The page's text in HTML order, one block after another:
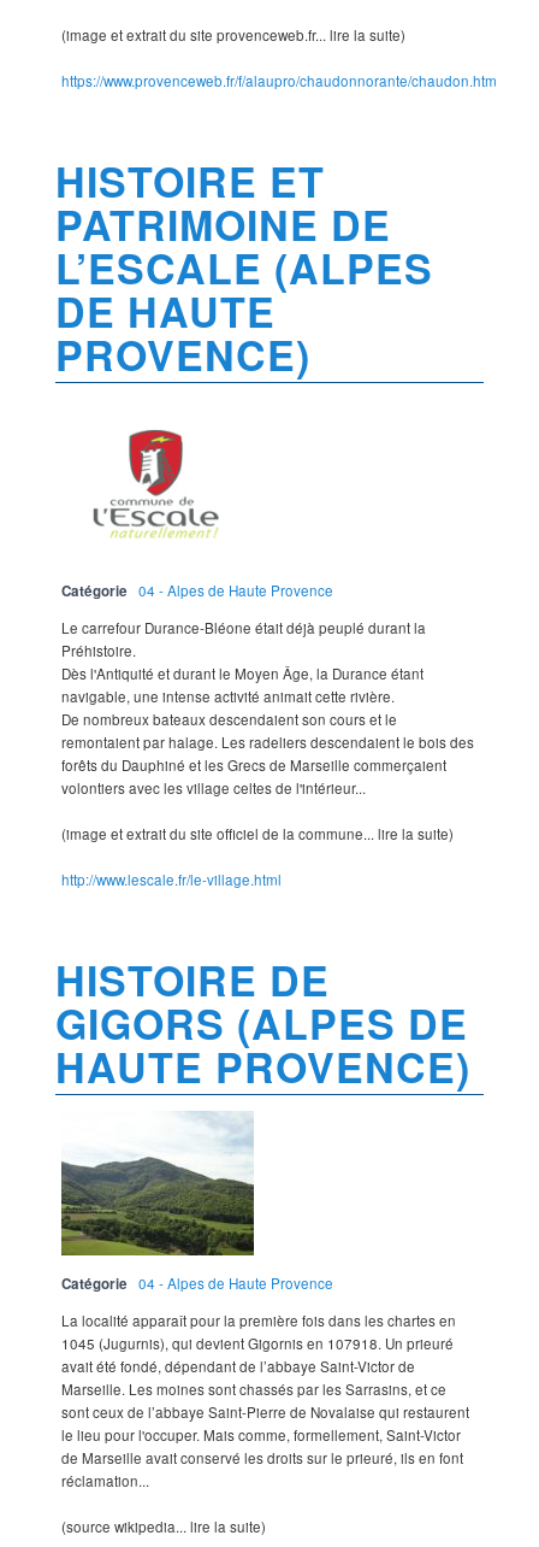
(image et extrait du site provenceweb.fr... lire la suite)
https://www.provenceweb.fr/f/alaupro/chaudonnorante/chaudon.htm
HISTOIRE ET
PATRIMOINE DE
L’ESCALE (ALPES
DE HAUTE
PROVENCE)
Catégorie
04 - Alpes de Haute Provence
Le carrefour Durance-Bléone était déjà peuplé durant la
Préhistoire.
Dès l'Antiquité et durant le Moyen Âge, la Durance étant
navigable, une intense activité animait cette rivière.
De nombreux bateaux descendaient son cours et le
remontaient par halage. Les radeliers descendaient le bois des
forêts du Dauphiné et les Grecs de Marseille commerçaient
volontiers avec les village celtes de l'intérieur...
(image et extrait du site officiel de la commune... lire la suite)
http://www.lescale.fr/le-village.html
HISTOIRE DE
GIGORS (ALPES DE
HAUTE PROVENCE)
Catégorie
04 - Alpes de Haute Provence
La localité apparaît pour la première fois dans les chartes en
1045 (Jugurnis), qui devient Gigornis en 107918. Un prieuré
avait été fondé, dépendant de l’abbaye Saint-Victor de
Marseille. Les moines sont chassés par les Sarrasins, et ce
sont ceux de l’abbaye Saint-Pierre de Novalaise qui restaurent
le lieu pour l'occuper. Mais comme, formellement, Saint-Victor
de Marseille avait conservé les droits sur le prieuré, ils en font
réclamation...
(source wikipedia... lire la suite)